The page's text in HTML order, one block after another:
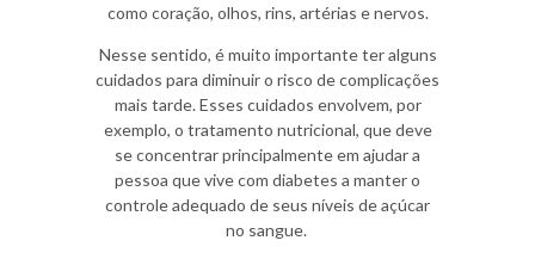
como coração, olhos, rins, artérias e nervos.
Nesse sentido, é muito importante ter alguns
cuidados para diminuir o risco de complicações
mais tarde. Esses cuidados envolvem, por
exemplo, o tratamento nutricional, que deve
se concentrar principalmente em ajudar a
pessoa que vive com diabetes a manter o
controle adequado de seus níveis de açúcar
no sangue.